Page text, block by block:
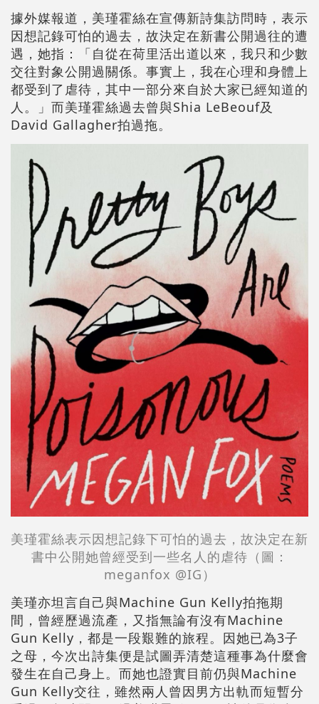
據外媒報道，美瑾霍絲在宣傳新詩集訪問時，表示
因想記錄可怕的過去，故決定在新書公開過往的遭
遇，她指：「自從在荷里活出道以來，我只和少數
交往對象公開過關係。事實上，我在心理和身體上
都受到了虐待，其中一部分來自於大家已經知道的
人。」而美瑾霍絲過去曾與Shia LeBeouf及
David Gallagher拍過拖。
美瑾霍絲表示因想記錄下可怕的過去，故決定在新
書中公開她曾經受到一些名人的虐待（圖：
meganfox @IG）
美瑾亦坦言自己與Machine Gun Kelly拍拖期
間，曾經歷過流產，又指無論有沒有Machine
Gun Kelly，都是一段艱難的旅程。因她已為3子
之母，今次出詩集便是試圖弄清楚這種事為什麼會
發生在自己身上。而她也證實目前仍與Machine
Gun Kelly交往，雖然兩人曾因男方出軌而短暫分